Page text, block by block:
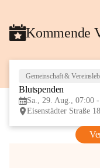
Kommende
Gemeinschaft &
Blutspenden
Sa., 29. Aug., 07:00